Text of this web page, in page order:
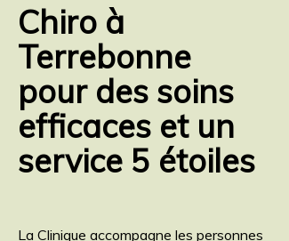
Chiro à
Terrebonne
pour des soins
efficaces et un
service 5 étoiles
La Clinique accompagne les personnes